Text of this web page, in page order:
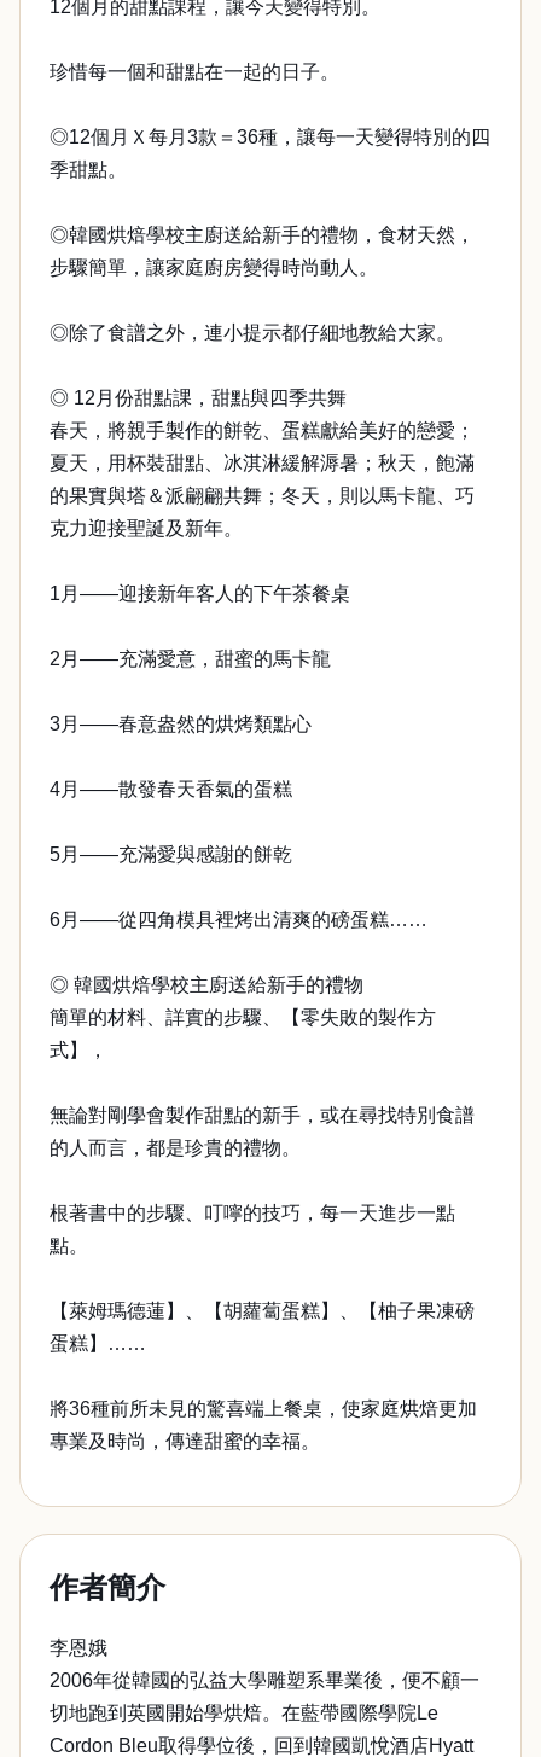
12個月的甜點課程，讓今天變得特別。
珍惜每一個和甜點在一起的日子。
◎12個月Ｘ每月3款＝36種，讓每一天變得特別的四
季甜點。
◎韓國烘焙學校主廚送給新手的禮物，食材天然，
步驟簡單，讓家庭廚房變得時尚動人。
◎除了食譜之外，連小提示都仔細地教給大家。
◎ 12月份甜點課，甜點與四季共舞
春天，將親手製作的餅乾、蛋糕獻給美好的戀愛；
夏天，用杯裝甜點、冰淇淋緩解溽暑；秋天，飽滿
的果實與塔＆派翩翩共舞；冬天，則以馬卡龍、巧
克力迎接聖誕及新年。
1月——迎接新年客人的下午茶餐桌
2月——充滿愛意，甜蜜的馬卡龍
3月——春意盎然的烘烤類點心
4月——散發春天香氣的蛋糕
5月——充滿愛與感謝的餅乾
6月——從四角模具裡烤出清爽的磅蛋糕……
◎ 韓國烘焙學校主廚送給新手的禮物
簡單的材料、詳實的步驟、【零失敗的製作方
式】，
無論對剛學會製作甜點的新手，或在尋找特別食譜
的人而言，都是珍貴的禮物。
根著書中的步驟、叮嚀的技巧，每一天進步一點
點。
【萊姆瑪德蓮】、【胡蘿蔔蛋糕】、【柚子果凍磅
蛋糕】……
將36種前所未見的驚喜端上餐桌，使家庭烘焙更加
專業及時尚，傳達甜蜜的幸福。
作者簡介
李恩娥
2006年從韓國的弘益大學雕塑系畢業後，便不顧一
切地跑到英國開始學烘焙。在藍帶國際學院Le
Cordon Bleu取得學位後，回到韓國凱悅酒店Hyatt